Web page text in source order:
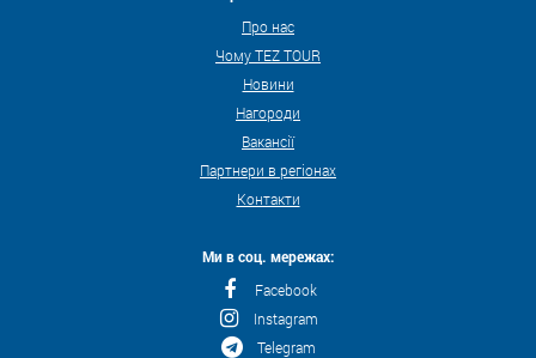
Про нас
Чому TEZ TOUR
Новини
Нагороди
Вакансії
Партнери в регіонах
Контакти
Ми в соц. мережах:
Facebook
Instagram
Telegram